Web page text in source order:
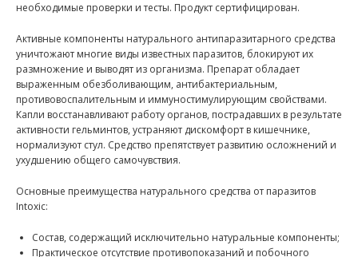
необходимые проверки и тесты. Продукт сертифицирован.
Активные компоненты натурального антипаразитарного средства
уничтожают многие виды известных паразитов, блокируют их
размножение и выводят из организма. Препарат обладает
выраженным обезболивающим, антибактериальным,
противовоспалительным и иммуностимулирующим свойствами.
Капли восстанавливают работу органов, пострадавших в результате
активности гельминтов, устраняют дискомфорт в кишечнике,
нормализуют стул. Средство препятствует развитию осложнений и
ухудшению общего самочувствия.
Основные преимущества натурального средства от паразитов
Intoxic:
Состав, содержащий исключительно натуральные компоненты;
Практическое отсутствие противопоказаний и побочного